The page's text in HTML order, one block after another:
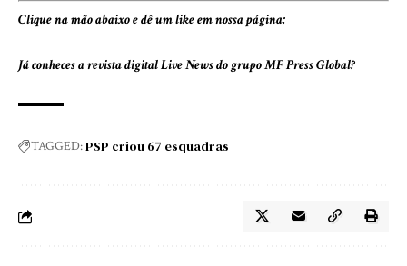
Clique na mão abaixo e dê um like em nossa página:
Já conheces a revista digitalLive Newsdo grupo MF Press Global?
TAGGED:PSP criou 67 esquadras